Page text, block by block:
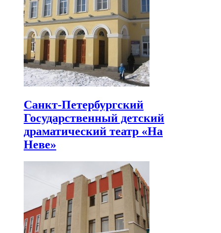
Санкт-Петербургский
Государственный детский
драматический театр «На
Неве»